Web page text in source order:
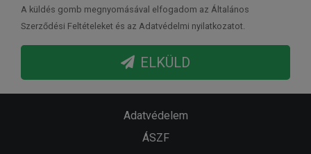
A küldés gomb megnyomásával elfogadom az Általános
Szerződési Feltételeket és az Adatvédelmi nyilatkozatot.
ELKÜLD
Adatvédelem
ÁSZF